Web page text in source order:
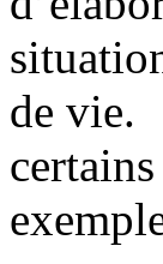
de vie.